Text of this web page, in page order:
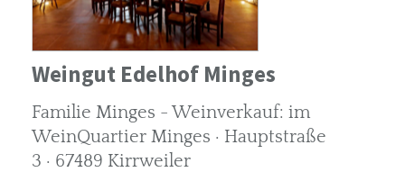
Weingut Edelhof Minges
Familie Minges - Weinverkauf: im
WeinQuartier Minges · Hauptstraße
3 · 67489 Kirrweiler